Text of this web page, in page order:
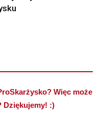
Więc może
Dziękujemy! :)